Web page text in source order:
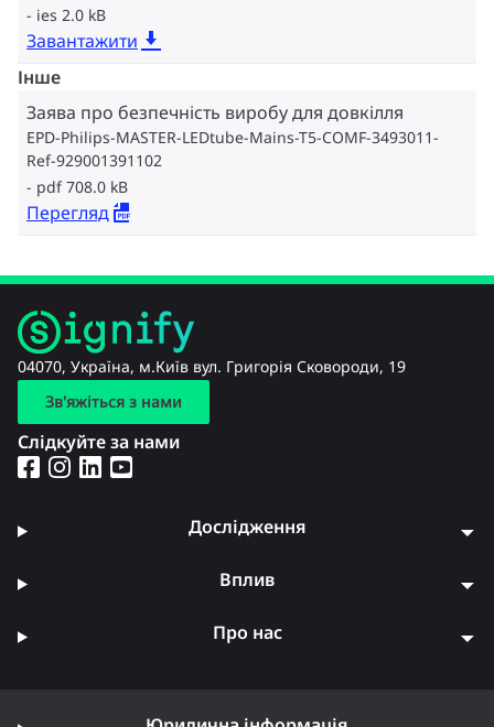
ies 2.0 kB
Завантажити
Інше
Заява про безпечність виробу для довкілля
EPD-Philips-MASTER-LEDtube-Mains-T5-COMF-3493011-
Ref-929001391102
pdf 708.0 kB
Перегляд
04070, Україна, м.Київ вул. Григорія Сковороди, 19
Зв'яжіться з нами
Слідкуйте за нами
Дослідження
Вплив
Про нас